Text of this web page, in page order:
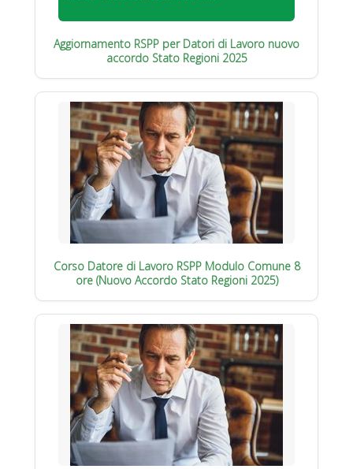
Aggiornamento RSPP per Datori di Lavoro nuovo
accordo Stato Regioni 2025
Corso Datore di Lavoro RSPP Modulo Comune 8
ore (Nuovo Accordo Stato Regioni 2025)